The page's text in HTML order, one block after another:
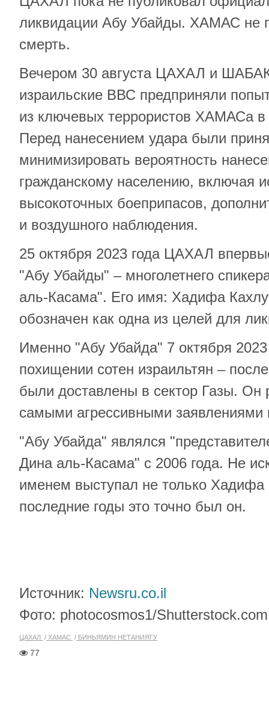
ликвидации Абу Убайды. ХАМАС не
смерть.
Вечером 30 августа ЦАХАЛ и
израильские ВВС предприняли
из ключевых террористов ХАМАСа в
Перед нанесением удара были
минимизировать вероятность
гражданскому населению, включая
высокоточных боеприпасов,
и воздушного наблюдения.
25 октября 2023 года ЦАХАЛ
"Абу Убайды" – многолетнего
аль-Касама". Его имя: Хадифа
обозначен как одна из целей для
Именно "Абу Убайда" 7 октября
похищении сотен израильтян –
были доставлены в сектор Газы. Он
самыми агрессивными заявлениями
"Абу Убайда" являлся
Дина аль-Касама" с 2006 года. Не
именем выступал не только Хадифа
последние годы это точно был он.
Источник: Newsru.co.il
Фото: photocosmos1/Shutterstock.com
ЦАХАЛ ХАМАС БИНЬЯМИН НЕТАНИЯГУ
77